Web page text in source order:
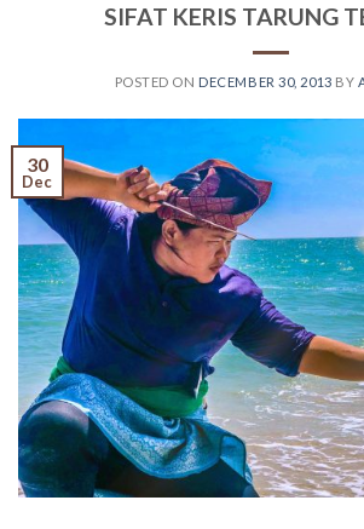
SIFAT KERIS TARUNG
POSTED ON DECEMBER 30, 2013 BY
30
Dec